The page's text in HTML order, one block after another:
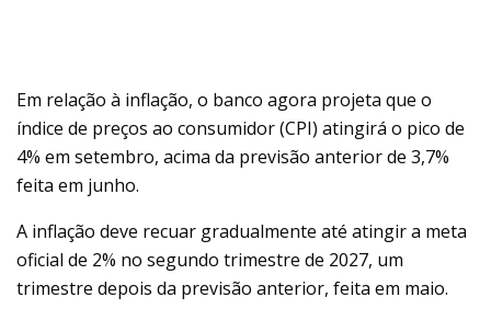
Em relação à inflação, o banco agora projeta que o
índice de preços ao consumidor (CPI) atingirá o pico de
4% em setembro, acima da previsão anterior de 3,7%
feita em junho.
A inflação deve recuar gradualmente até atingir a meta
oficial de 2% no segundo trimestre de 2027, um
trimestre depois da previsão anterior, feita em maio.